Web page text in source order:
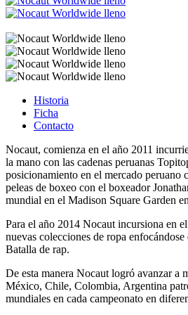
Historia
Ficha
Contacto
Nocaut, comienza en el año 2011
la mano con las cadenas peruanas
posicionamiento en el mercado peruano
peleas de boxeo con el boxeador
mundial en el Madison Square Garden
Para el año 2014 Nocaut incursiona en
nuevas colecciones de ropa
Batalla de rap.
De esta manera Nocaut logró avanzar a
México, Chile, Colombia, Argentina
mundiales en cada campeonato en